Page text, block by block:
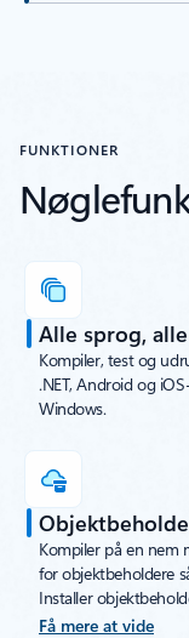
FUNKTIONER
Alle sprog,
Kompiler, test og
.NET, Android og
Windows.
Kompiler på en nem
for objektbeholdere
Installer
Få mere at vide